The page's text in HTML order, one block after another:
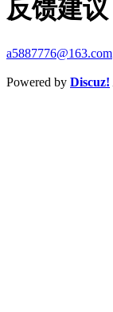
反馈建议
a5887776@163.com
Powered by Discuz!